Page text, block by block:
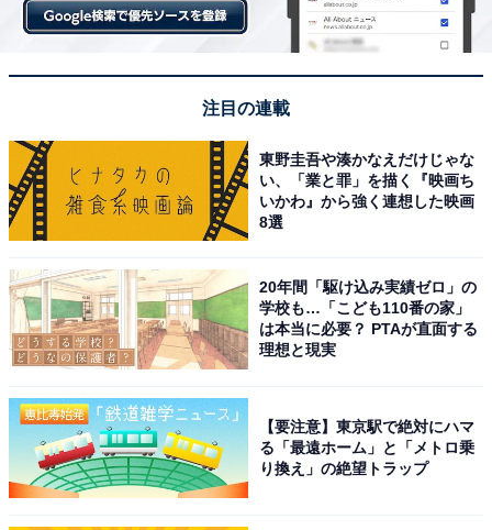
注目の連載
東野圭吾や湊かなえだけじゃな
い、「業と罪」を描く『映画ち
いかわ』から強く連想した映画
8選
20年間「駆け込み実績ゼロ」の
学校も…「こども110番の家」
は本当に必要？ PTAが直面する
理想と現実
【要注意】東京駅で絶対にハマ
る「最遠ホーム」と「メトロ乗
り換え」の絶望トラップ